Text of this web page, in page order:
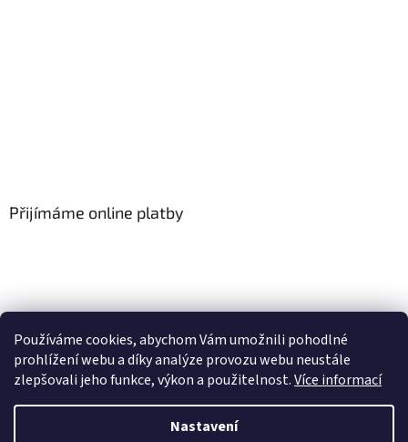
Používáme cookies, abychom Vám umožnili pohodlné
prohlížení webu a díky analýze provozu webu neustále
zlepšovali jeho funkce, výkon a použitelnost.Více informací
Nastavení
Přijímáme online platby
Vytvořil Shoptet